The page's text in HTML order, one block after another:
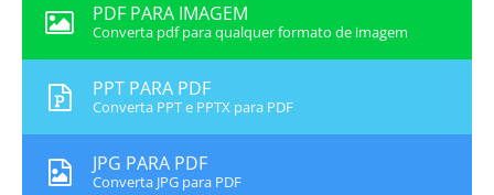
PDF PARA IMAGEM
Converta pdf para qualquer formato de imagem
PPT PARA PDF
Converta PPT e PPTX para PDF
JPG PARA PDF
Converta JPG para PDF